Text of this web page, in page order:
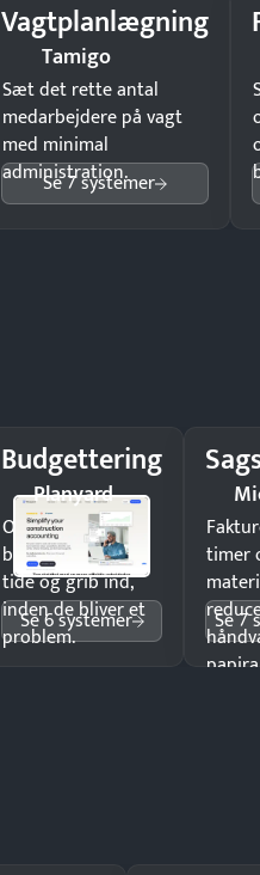
Vagtplanlægning
Tamigo
Sæt det rette antal
medarbejdere på vagt
med minimal
administration.
Se 7 systemer
Budgettering
Planyard
Opdag
budgetafvigelser i
tide og grib ind,
inden de bliver et
problem.
Se 6 systemer
timer
Se 7